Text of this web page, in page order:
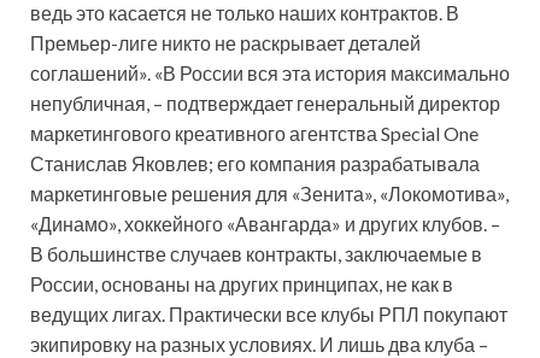
ведь это касается не только наших контрактов. В
Премьер-лиге никто не раскрывает деталей
соглашений». «В России вся эта история максимально
непубличная, – подтверждает генеральный директор
маркетингового креативного агентства Special One
Станислав Яковлев; его компания разрабатывала
маркетинговые решения для «Зенита», «Локомотива»,
«Динамо», хоккейного «Авангарда» и других клубов. –
В большинстве случаев контракты, заключаемые в
России, основаны на других принципах, не как в
ведущих лигах. Практически все клубы РПЛ покупают
экипировку на разных условиях. И лишь два клуба –